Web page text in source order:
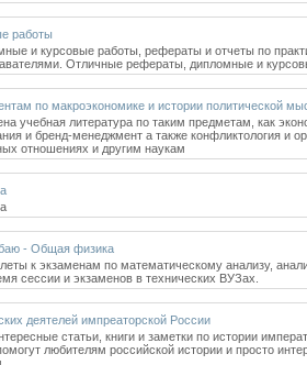
работы
и курсовые работы, рефераты и отчеты по
Отличные рефераты, дипломные и
по макроэкономике и истории политической
учебная литература по таким предметам, как
и бренд-менеджмент а также конфликтология и
отношениях и другим наукам
- Общая физика
к экзаменам по математическому анализу,
сессии и экзаменов в технических ВУЗах.
деятелей импреаторской России
статьи, книги и заметки по истории
любителям российской истории и просто